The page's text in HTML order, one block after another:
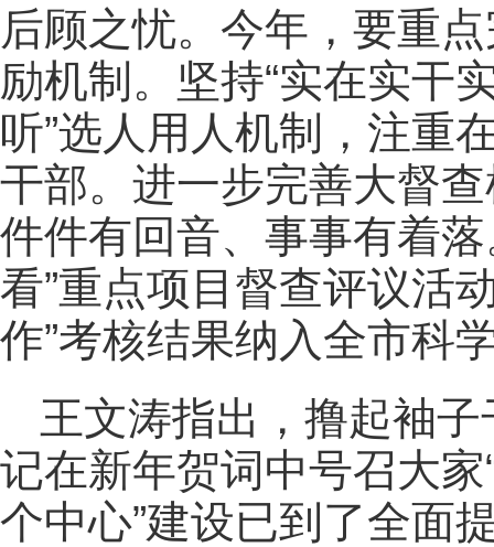
后顾之忧。今年，要重
励机制。坚持“实在实干
听”选人用人机制，注重
干部。进一步完善大督
件件有回音、事事有着
看”重点项目督查评议活
作”考核结果纳入全市科
王文涛指出，撸起袖
记在新年贺词中号召大家
个中心”建设已到了全面